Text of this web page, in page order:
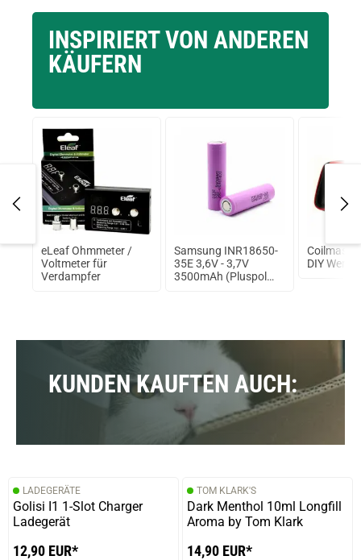
INSPIRIERT VON ANDEREN
KÄUFERN
eLeaf Ohmmeter /
Voltmeter für
Verdampfer
Samsung INR18650-
35E 3,6V - 3,7V
3500mAh (Pluspol
DIY
KUNDEN KAUFTEN AUCH:
LADEGERÄTE
Golisi I1 1-Slot Charger
Ladegerät
12,90 EUR*
TOM KLARK'S
Dark Menthol 10ml Longfill
Aroma by Tom Klark
14,90 EUR*